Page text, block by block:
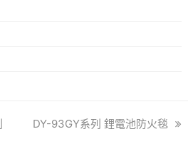
next
DY-93GY系列 鋰電池防火毯